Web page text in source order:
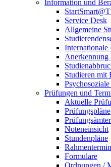
Information und
Service Desk
Allgemeine
Internationale
Studieren mit
Prüfungen und
Aktuelle
Prüfungspläne
Prüfungsämter
Noteneinsicht
Stundenpläne
Formulare
Ordnungen /